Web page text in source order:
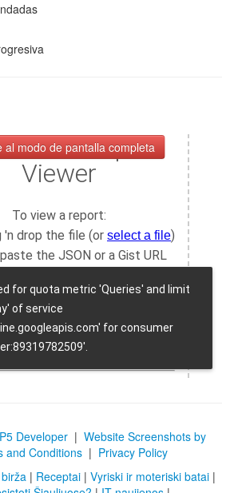
al modo de pantalla completa
Developer | Website Screenshots by
and Conditions | Privacy Policy
| Receptai | Vyriski ir moteriski batai |